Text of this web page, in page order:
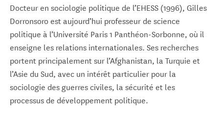
Docteur en sociologie politique de l’EHESS (1996), Gilles
Dorronsoro est aujourd’hui professeur de science
politique à l’Université Paris 1 Panthéon-Sorbonne, où il
enseigne les relations internationales. Ses recherches
portent principalement sur l’Afghanistan, la Turquie et
l’Asie du Sud, avec un intérêt particulier pour la
sociologie des guerres civiles, la sécurité et les
processus de développement politique.